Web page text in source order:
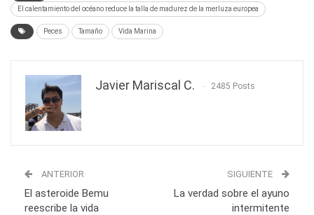
El calentamiento del océano reduce la talla de madurez de la merluza europea
Peces Tamaño Vida Marina
Javier Mariscal C. 2485 Posts
ANTERIOR
El asteroide Bemu
reescribe la vida
SIGUIENTE
La verdad sobre el ayuno
intermitente